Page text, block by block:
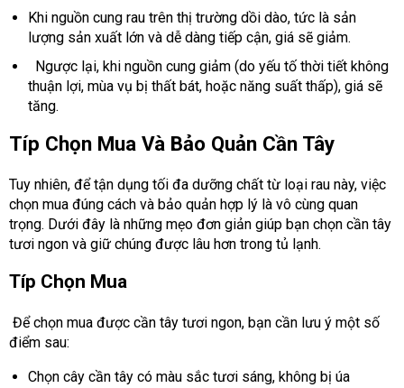
Khi nguồn cung rau trên thị trường dồi dào, tức là sản
lượng sản xuất lớn và dễ dàng tiếp cận, giá sẽ giảm.
Ngược lại, khi nguồn cung giảm (do yếu tố thời tiết không
thuận lợi, mùa vụ bị thất bát, hoặc năng suất thấp), giá sẽ
tăng.
Típ Chọn Mua Và Bảo Quản Cần Tây
Tuy nhiên, để tận dụng tối đa dưỡng chất từ loại rau này, việc
chọn mua đúng cách và bảo quản hợp lý là vô cùng quan
trọng. Dưới đây là những mẹo đơn giản giúp bạn chọn cần tây
tươi ngon và giữ chúng được lâu hơn trong tủ lạnh.
Típ Chọn Mua
Để chọn mua được cần tây tươi ngon, bạn cần lưu ý một số
điểm sau:
Chọn cây cần tây có màu sắc tươi sáng, không bị úa